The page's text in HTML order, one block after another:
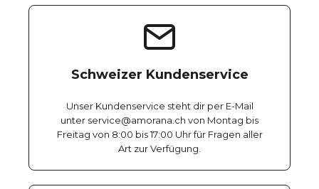
Schweizer Kundenservice
Unser Kundenservice steht dir per E-Mail
unter service@amorana.ch von Montag bis
Freitag von 8:00 bis 17:00 Uhr für Fragen aller
Art zur Verfügung.